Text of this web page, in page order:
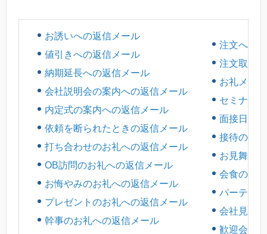
お誘いへの返信メール
値引きへの返信メール
納期延長への返信メール
会社説明会の案内への返信メール
内定式の案内への返信メール
依頼を断られたときの返信メール
打ち合わせのお礼への返信メール
OB訪問のお礼への返信メール
お悔やみのお礼への返信メール
プレゼントのお礼への返信メール
幹事のお礼への返信メール
注文への
注文取消
お礼メー
セミナー
面接日程
接待のお
お見舞い
会食のお
パーティ
会社見学
歓迎会の